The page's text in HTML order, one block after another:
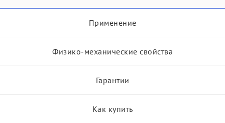
Применение
Физико-механические свойства
Гарантии
Как купить